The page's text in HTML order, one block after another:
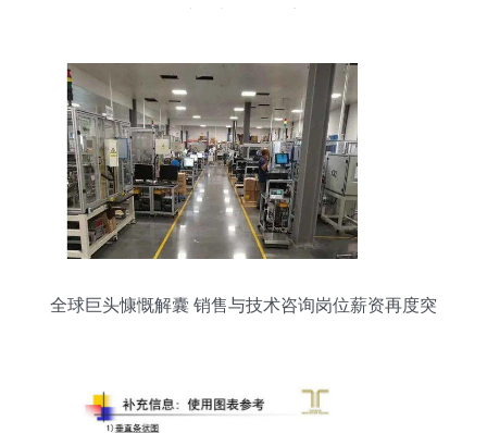
全球巨头慷慨解囊 销售与技术咨询岗位薪资再度突